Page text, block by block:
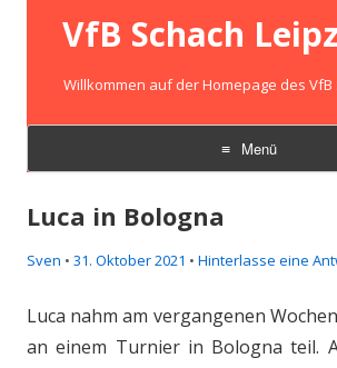
VfB Schach
Willkommen auf der Homepage des VfB
Menü
Zum
springen
Luca in Bologna
Sven • 31. Oktober 2021 • Hinterlasse eine
Luca nahm am vergangenen
an einem Turnier in Bologna teil.